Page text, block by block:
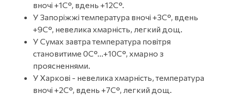
вночі +1С°, вдень +12С°.
У Запоріжжі температура вночі +3С°, вдень
+9С°, невелика хмарність, легкий дощ.
У Сумах завтра температура повітря
становитиме 0С°...+10С°, хмарно з
проясненнями.
У Харкові - невелика хмарність, температура
вночі +2С°, вдень +7С°, легкий дощ.